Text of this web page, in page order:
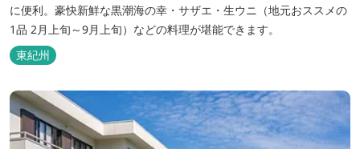
に便利。豪快新鮮な黒潮海の幸・サザエ・生ウニ（地元おススメの
1品 2月上旬～9月上旬）などの料理が堪能できます。
東紀州